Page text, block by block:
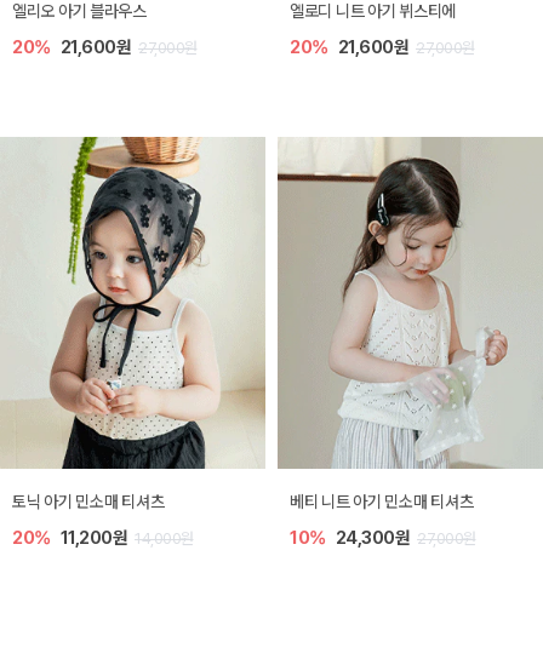
엘리오 아기 블라우스
20% 21,600원 27,000원
엘로디 니트 아기 뷔스티에
20% 21,600원 27,000원
토닉 아기 민소매 티셔츠
20% 11,200원 14,000원
베티 니트 아기 민소매 티셔츠
10% 24,300원 27,000원